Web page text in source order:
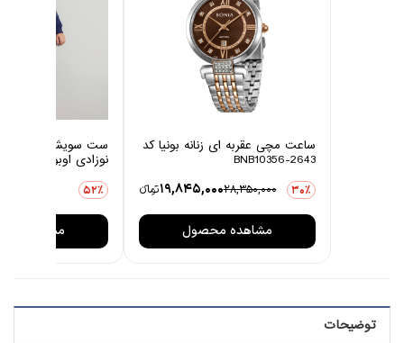
ساعت مچی عقربه ای زنانه بونیا کد
BNB10356-2643
30٪ 28,350,000
19,845,000تومانءء
مشاهده محصول
ست سویشرت و
نوزادی اوبوکو مدل
52٪
مشاهده
توضیحات